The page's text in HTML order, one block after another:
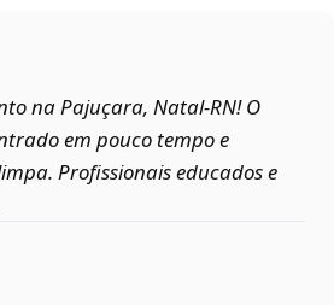
na Pajuçara, Natal‑RN! O
em pouco tempo e
Profissionais educados e